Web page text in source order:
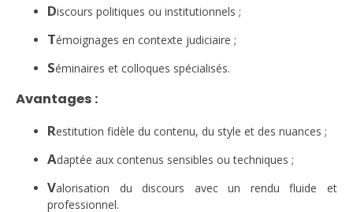
Discours politiques ou institutionnels ;
Témoignages en contexte judiciaire ;
Séminaires et colloques spécialisés.
Avantages :
Restitution fidèle du contenu, du style et des nuances ;
Adaptée aux contenus sensibles ou techniques ;
Valorisation du discours avec un rendu fluide et
professionnel.